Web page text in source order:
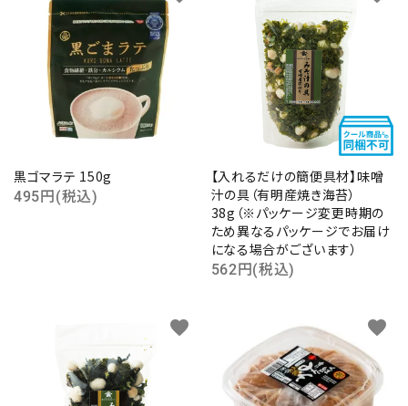
黒ゴマラテ 150g
495円(税込)
【入れるだけの簡便具材】味噌
汁の具（有明産焼き海苔）
38g（※パッケージ変更時期の
ため異なるパッケージでお届け
になる場合がございます）
562円(税込)
favorite favorite